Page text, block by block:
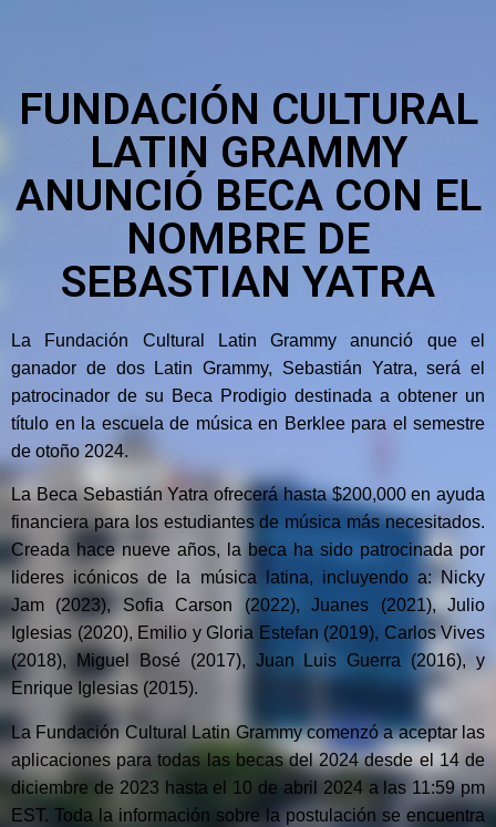
FUNDACIÓN CULTURAL
LATIN GRAMMY
ANUNCIÓ BECA CON EL
NOMBRE DE
SEBASTIAN YATRA
La Fundación Cultural Latin Grammy anunció que el
ganador de dos Latin Grammy, Sebastián Yatra, será el
patrocinador de su Beca Prodigio destinada a obtener un
título en la escuela de música en Berklee para el semestre
de otoño 2024.
La Beca Sebastián Yatra ofrecerá hasta $200,000 en ayuda
financiera para los estudiantes de música más necesitados.
Creada hace nueve años, la beca ha sido patrocinada por
lideres icónicos de la música latina, incluyendo a: Nicky
Jam (2023), Sofia Carson (2022), Juanes (2021), Julio
Iglesias (2020), Emilio y Gloria Estefan (2019), Carlos Vives
(2018), Miguel Bosé (2017), Juan Luis Guerra (2016), y
Enrique Iglesias (2015).
La Fundación Cultural Latin Grammy comenzó a aceptar las
aplicaciones para todas las becas del 2024 desde el 14 de
diciembre de 2023 hasta el 10 de abril 2024 a las 11:59 pm
EST. Toda la información sobre la postulación se encuentra